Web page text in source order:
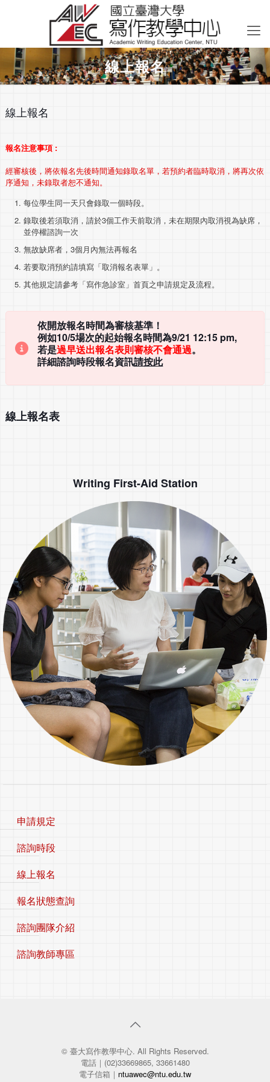
線上報名
線上報名
報名注意事項 :
經審核後，將依報名先後時間通知錄取名單，若預約者臨時取消，將再次依
序通知，未錄取者恕不通知。
每位學生同一天只會錄取一個時段。
錄取後若須取消，請於3個工作天前取消，未在期限內取消視為缺席，
並停權諮詢一次
無故缺席者，3個月內無法再報名
若要取消預約請填寫「取消報名表單」。
其他規定請參考「寫作急診室」首頁之申請規定及流程。
依開放報名時間為審核基準！
例如10/5場次的起始報名時間為9/21 12:15 pm,
若是過早送出報名表則審核不會通過。
詳細諮詢時段報名資訊請按此
線上報名表
Writing First-Aid Station
申請規定
諮詢時段
線上報名
報名狀態查詢
諮詢團隊介紹
諮詢教師專區
© 臺大寫作教學中心. All Rights Reserved.
電話｜(02)33669865, 33661480
電子信箱｜ ntuawec@ntu.edu.tw